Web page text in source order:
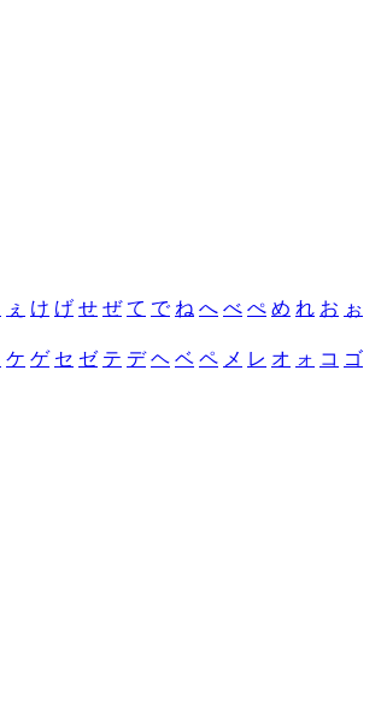
ぇ け げ せ ぜ て で ね へ べ ぺ め れ お ぉ
ケ ゲ セ ゼ テ デ ヘ ベ ペ メ レ オ ォ コ ゴ